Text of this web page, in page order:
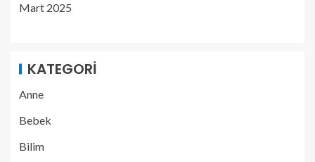
Mart 2025
KATEGORI
Anne
Bebek
Bilim